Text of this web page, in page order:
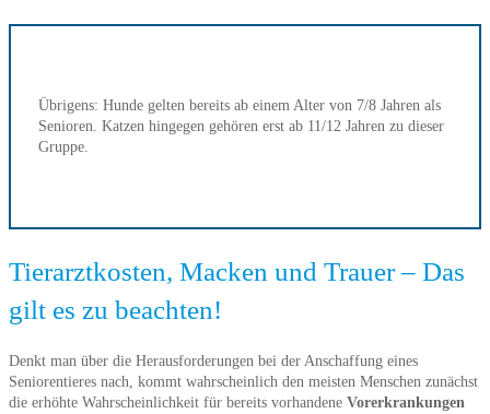
Übrigens: Hunde gelten bereits ab einem Alter von 7/8 Jahren als
Senioren. Katzen hingegen gehören erst ab 11/12 Jahren zu dieser
Gruppe.
Tierarztkosten, Macken und Trauer – Das
gilt es zu beachten!
Denkt man über die Herausforderungen bei der Anschaffung eines
Seniorentieres nach, kommt wahrscheinlich den meisten Menschen zunächst
die erhöhte Wahrscheinlichkeit für bereits vorhandene Vorerkrankungen